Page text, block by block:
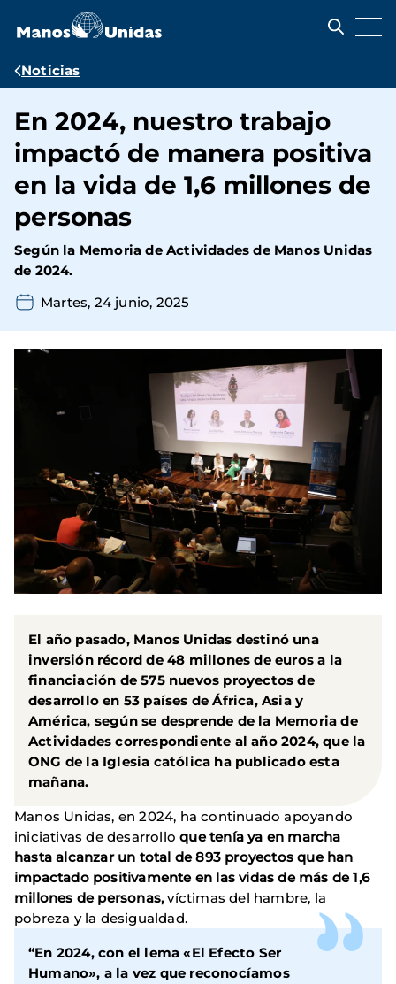
contenido
Ruta
navegación
Noticias
En 2024, nuestro trabajo
impactó de manera positiva
en la vida de 1,6 millones de
personas
Según la Memoria de Actividades de Manos Unidas
de 2024.
Martes, 24 junio, 2025
El año pasado, Manos Unidas destinó una
inversión récord de 48 millones de euros a la
financiación de 575 nuevos proyectos de
desarrollo en 53 países de África, Asia y
América, según se desprende de la Memoria de
Actividades correspondiente al año 2024, que la
ONG de la Iglesia católica ha publicado esta
mañana.
Manos Unidas, en 2024, ha continuado apoyando
iniciativas de desarrolloque tenía ya en marcha
hasta alcanzar un total de 893 proyectos que han
impactado positivamente en las vidas de más de 1,6
millones de personas,víctimas del hambre, la
pobreza y la desigualdad.
“En 2024, con el lema «El Efecto Ser
Humano», a la vez que reconocíamos